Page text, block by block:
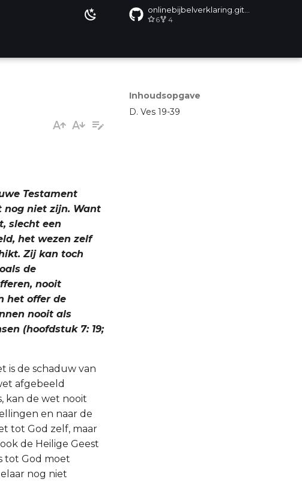
6 4
Inhoudsopgave
D. Ves 19-39
Testament
nog niet zijn. Want
slecht een
het wezen zelf
Zij kan toch
de
nooit
het offer de
nooit als
(hoofdstuk 7: 19;
is de schaduw van
afgebeeld
kan de wet nooit
en naar de
tot God zelf, maar
de Heilige Geest
tot God moet
nog niet